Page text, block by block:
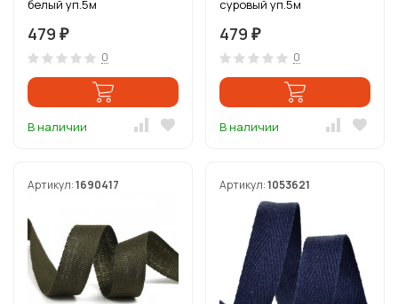
белый уп.5м
479 ₽
0
В наличии
суровый уп.5м
479 ₽
0
В наличии
Артикул:1690417 Артикул:1053621